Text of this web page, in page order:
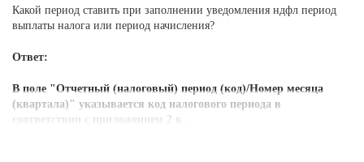
Какой период ставить при заполнении уведомления ндфл период
выплаты налога или период начисления?
Ответ:
В поле "Отчетный (налоговый) период (код)/Номер месяца
(квартала)" указывается код налогового периода в
соответствии с приложением 2 к